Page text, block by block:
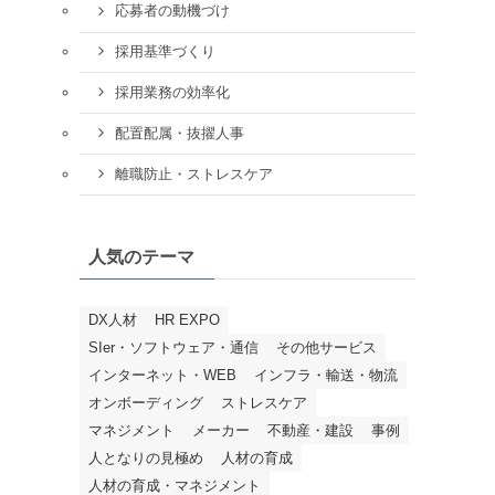
応募者の動機づけ
採用基準づくり
採用業務の効率化
配置配属・抜擢人事
離職防止・ストレスケア
人気のテーマ
DX人材
HR EXPO
SIer・ソフトウェア・通信
その他サービス
インターネット・WEB
インフラ・輸送・物流
オンボーディング
ストレスケア
マネジメント
メーカー 不動産・建設
事例
人となりの見極め
人材の育成
人材の育成・マネジメント